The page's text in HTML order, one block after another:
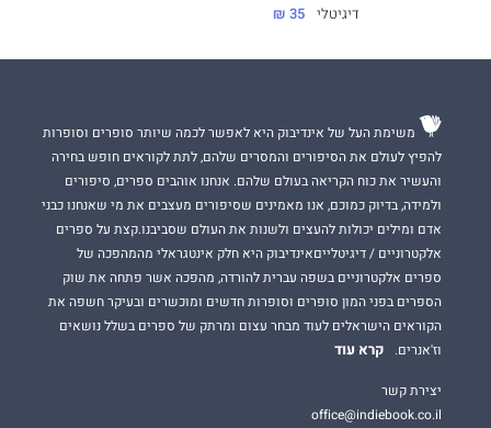
דיגיטלי 35 ₪
משימת העל של אינדיבוק היא לאפשר לכמה שיותר סופרים וסופרות
להפיץ לעולם את הסיפורים והמסרים שלהם, לתת לקוראים חופש בחירה
והעשיר את כוח הקריאה בעולם שלהם. אנחנו אוהבים ספרים, סיפורים
ולמידה, בדיוק כמוכם, אנו מאמינים שסיפורים מעצבים את מי שאנחנו כבני
אדם ומילים יכולות להעצים ולשנות את העולם שסביבנו.קצת על ספרים
אלקטרוניים / דיגיטלייםאינדיבוק היא חלק אינטגראלי מהמהפכה של
ספרים אלקטרוניים בשפה עברית להורדה, מהפכה אשר פתחה את שוק
הספרים בפני המון סופרים וסופרות חדשים ומוכשרים ובעיקר חשפה את
הקוראים הישראלים לעוד מבחר עצום ומרתק של ספרים בשלל נושאים
וז'אנרים.
קרא עוד
יצירת קשר
office@indiebook.co.il